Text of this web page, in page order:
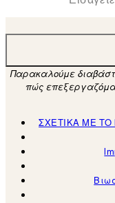
Παρακαλούμε
πώς
ΣΧΕΤΙΚΑ ΜΕ ΤΟ